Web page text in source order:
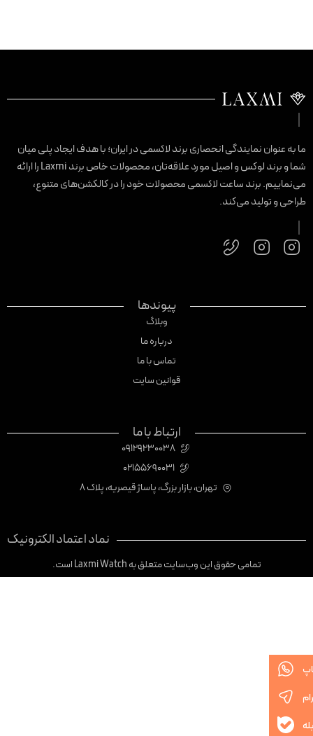
به عنوان نمایندگی انحصاری برند لاکسمی در ایران؛ با هدف ایجاد پلی میان
شما و برند لوکس و اصیل مورد علاقه‌تان، محصولات خاص برند Laxmi را ارائه
برند ساعت لاکسمی محصولات خود را در کالکشن‌های متنوع،
و تولید می‌کند.
پیوندها
وبلاگ
درباره ما
تماس با ما
قوانین سایت
ارتباط با ما
09129230038
02155690031
تهران، بازار بزرگ، پاساژ قیصریه، پلاک 8
نماد اعتماد الکترونیک
تمامی حقوق این وب‌سایت متعلق به Laxmi Watch است.